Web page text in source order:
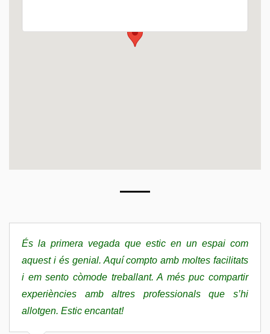
És la primera vegada que estic en un espai com
aquest i és genial. Aquí compto amb moltes facilitats
i em sento còmode treballant. A més puc compartir
experiències amb altres professionals que s’hi
allotgen. Estic encantat!